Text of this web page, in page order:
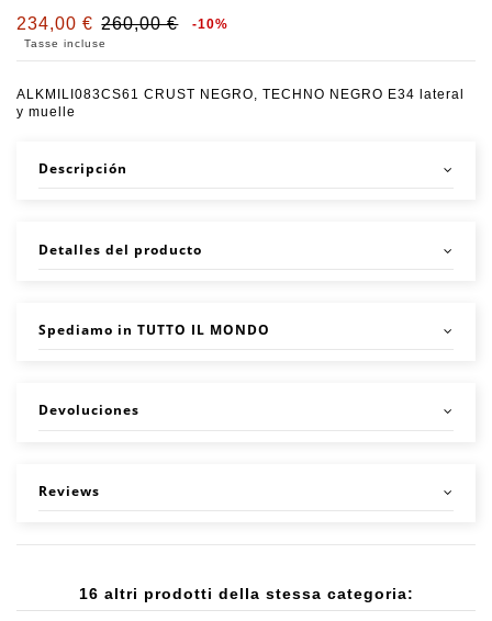
234,00 € 260,00 € -10%
Tasse incluse
ALKMILI083CS61 CRUST NEGRO, TECHNO NEGRO E34 lateral
y muelle
Descripción
Detalles del producto
Spediamo in TUTTO IL MONDO
Devoluciones
Reviews
16 altri prodotti della stessa categoria: